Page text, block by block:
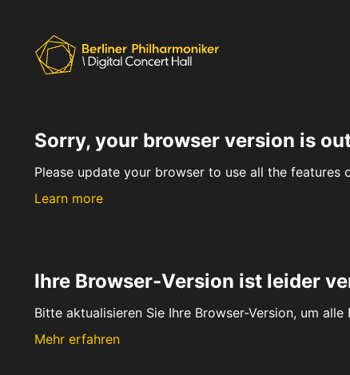
Sorry, your browser version is
Please update your browser to use all the features
Learn more
Ihre Browser-Version ist leider
Bitte aktualisieren Sie Ihre Browser-Version, um
Mehr erfahren